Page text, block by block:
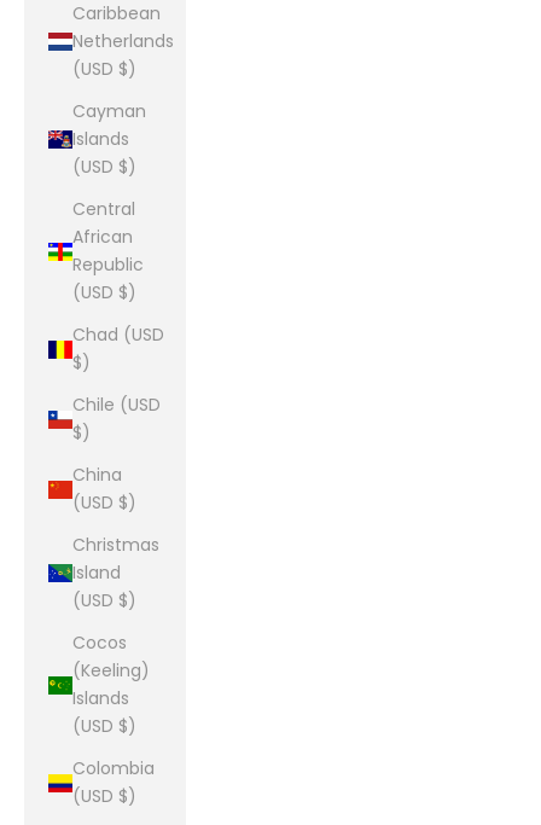
Caribbean
Netherlands
(USD $)
Cayman
Islands
(USD $)
Central
African
Republic
(USD $)
Chad (USD
$)
Chile (USD
$)
China
(USD $)
Christmas
Island
(USD $)
Cocos
(Keeling)
Islands
(USD $)
Colombia
(USD $)